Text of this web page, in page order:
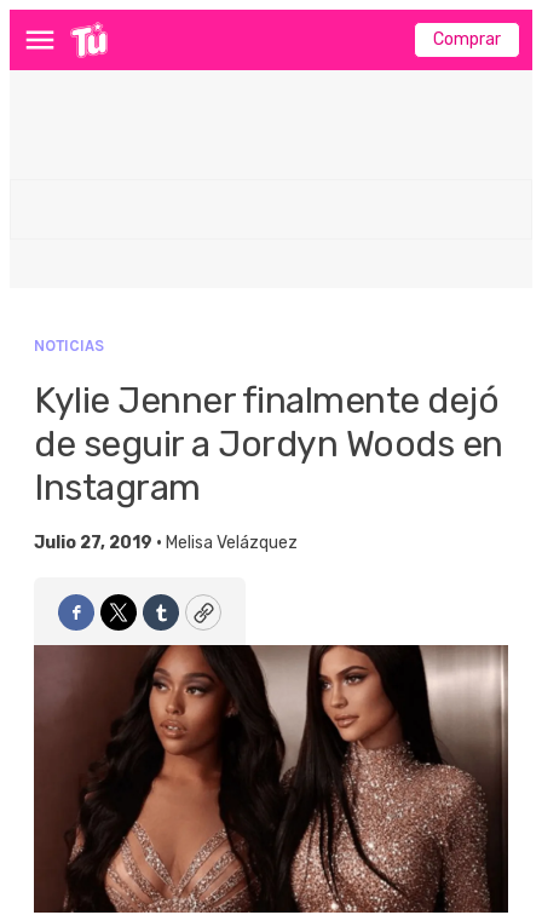
Menú Comprar
NOTICIAS
Kylie Jenner finalmente dejó
de seguir a Jordyn Woods en
Instagram
Julio 27, 2019 • Melisa Velázquez
Facebook
TwitterTumblrCopy